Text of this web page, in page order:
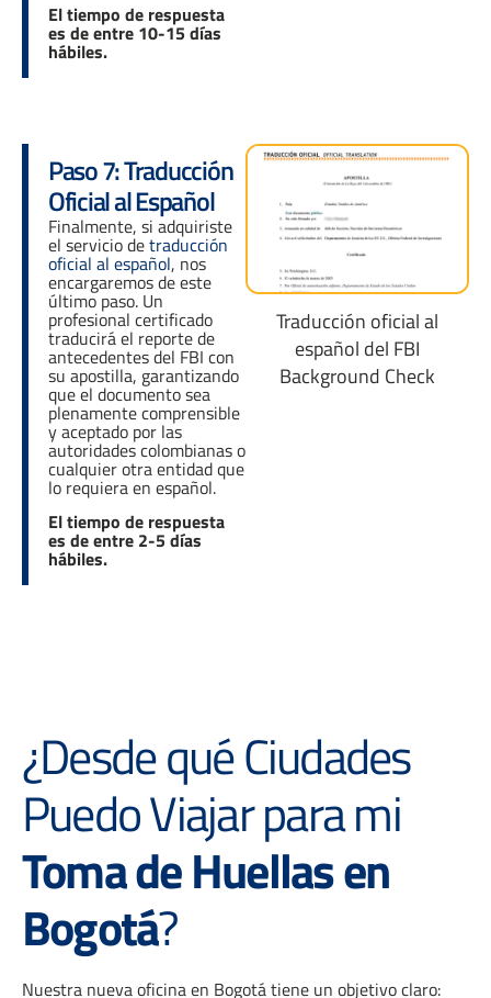
El tiempo de respuesta
es de entre 10-15 días
hábiles.
Paso 7: Traducción
Oficial al Español
Finalmente, si adquiriste
el servicio detraducción
oficial al español, nos
encargaremos de este
último paso. Un
profesional certificado
traducirá el reporte de
antecedentes del FBI con
su apostilla, garantizando
que el documento sea
plenamente comprensible
y aceptado por las
autoridades colombianas o
cualquier otra entidad que
lo requiera en español.
El tiempo de respuesta
es de entre 2-5 días
hábiles.
Traducción oficial al
español del FBI
Background Check
¿Desde qué Ciudades
Puedo Viajar para mi
Toma de Huellas en
Bogotá?
Nuestra nueva oficina en Bogotá tiene un objetivo claro: